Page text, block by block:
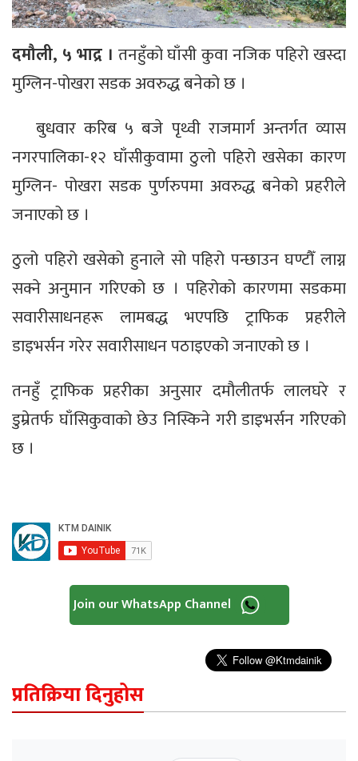
दमौली, ५ भाद्र । तनहुँको घाँसी कुवा नजिक पहिरो खस्दा
मुग्लिन-पोखरा सडक अवरुद्ध बनेको छ ।
बुधवार करिब ५ बजे पृथ्वी राजमार्ग अन्तर्गत व्यास
नगरपालिका-१२ घाँसीकुवामा ठुलो पहिरो खसेका कारण
मुग्लिन- पोखरा सडक पुर्णरुपमा अवरुद्ध बनेको प्रहरीले
जनाएको छ ।
ठुलो पहिरो खसेको हुनाले सो पहिरो पन्छाउन घण्टौँ लाग्न
सक्ने अनुमान गरिएको छ । पहिरोको कारणमा सडकमा
सवारीसाधनहरू लामबद्ध भएपछि ट्राफिक प्रहरीले
डाइभर्सन गरेर सवारीसाधन पठाइएको जनाएको छ ।
तनहुँ ट्राफिक प्रहरीका अनुसार दमौलीतर्फ लालघरे र
डुम्रेतर्फ घाँसिकुवाको छेउ निस्किने गरी डाइभर्सन गरिएको
छ ।
Join our WhatsApp Channel
प्रतिक्रिया दिनुहोस